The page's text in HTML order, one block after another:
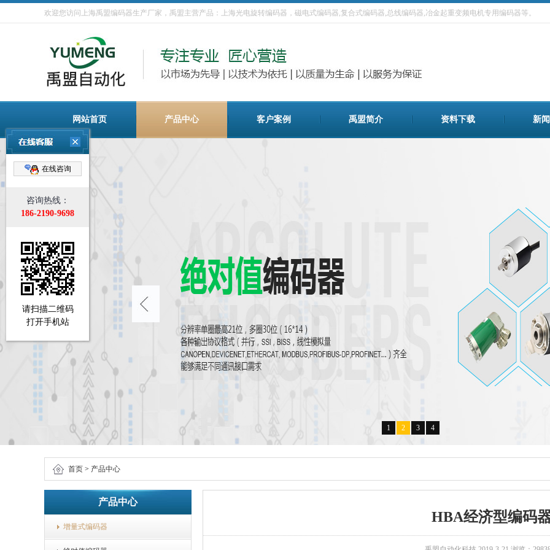
欢迎您访问上海禹盟编码器生产厂家，禹盟主营产品：上海光电旋转编码器，磁电式编码器,复合式编码器,总线编码器,冶金起重变频电机专用编码器等。
网站首页 产品中心 客户案例 禹盟简介 资料下载 新
1 2 3 4
首页 > 产品中心
产品中心
增量式编码器
HBA经济型编码
在线咨询
咨询热线：
186-2190-9698
请扫描二维码
打开手机站